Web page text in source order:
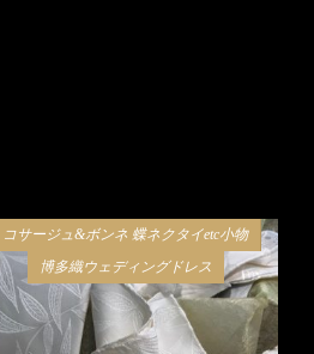
コサージュ&ボンネ 蝶ネクタイetc小物
博多織ウェディングドレス